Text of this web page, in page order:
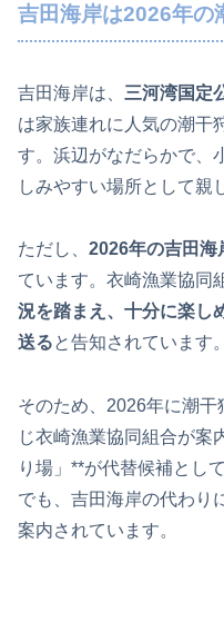
吉田海岸は2026年の
吉田海岸は、 三河湾国定
は家族連れに人気の潮干
す。浜辺がなだらかで、
しみやすい場所として親
ただし、 2026年の吉田海
ています。衣崎漁業協同
況を踏まえ、十分に楽し
送ると告知されています。
そのため、2026年に潮干
じ衣崎漁業協同組合が案
り場」**が代替候補とし
でも、吉田海岸の代わり
案内されています。